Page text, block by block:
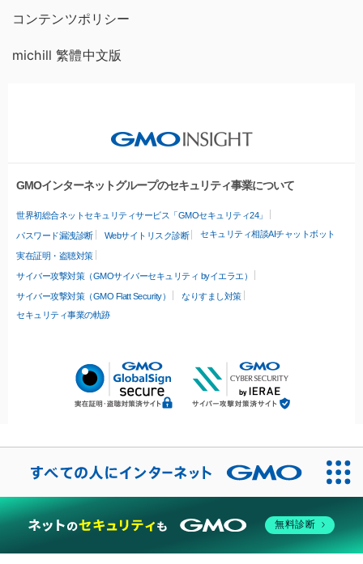
コンテンツポリシー
michill 繁體中文版
GMOインターネットグループのセキュリティ事業について
世界初総合ネットセキュリティサービス「GMOセキュリティ24」
パスワード漏洩診断 Webサイトリスク診断 セキュリティ相談AIチャットボット
実在証明・盗聴対策
サイバー攻撃対策（GMOサイバーセキュリティ byイエラエ）
サイバー攻撃対策（GMO Flatt Security）
なりすまし対策
セキュリティ事業の軌跡
無料診断